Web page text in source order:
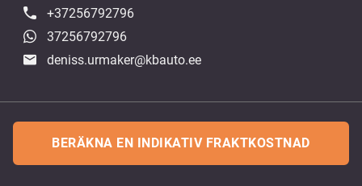
+37256792796
37256792796
deniss.urmaker@kbauto.ee
BERÄKNA EN INDIKATIV FRAKTKOSTNAD